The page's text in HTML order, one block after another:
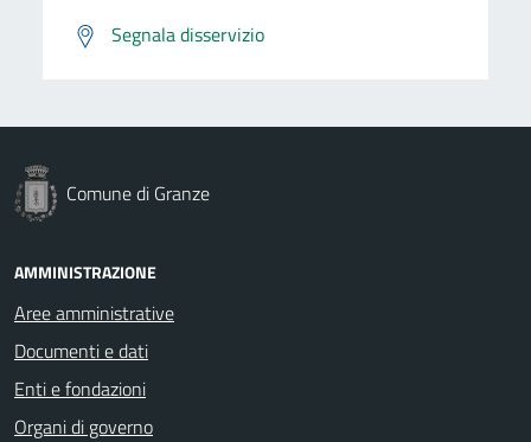
Segnala disservizio
Comune di Granze
AMMINISTRAZIONE
Aree amministrative
Documenti e dati
Enti e fondazioni
Organi di governo